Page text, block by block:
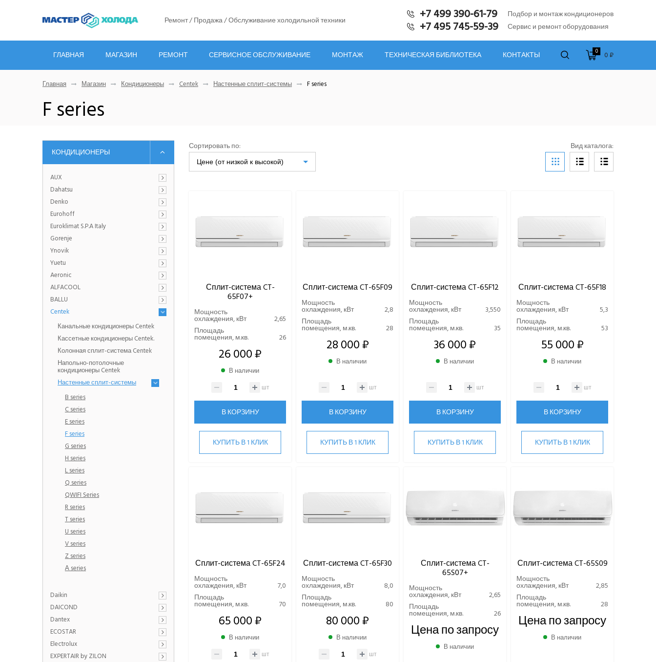
Ремонт / Продажа / Обслуживание холодильной техники +7 499 390-61-79 Подбор и монтаж кондиционеров
+7 495 745-59-39 Сервис и ремонт оборудования
ГЛАВНАЯ МАГАЗИН РЕМОНТ СЕРВИСНОЕ ОБСЛУЖИВАНИЕ МОНТАЖ ТЕХНИЧЕСКАЯ БИБЛИОТЕКА КОНТАКТЫ 0 0 ₽
Главная Магазин Кондиционеры Centek Настенные сплит-системы F series
F series
КОНДИЦИОНЕРЫ
AUX
Dahatsu
Denko
Eurohoff
Euroklimat S.P.A Italy
Gorenje
Ynovik
Yuetu
Aeronic
ALFACOOL
BALLU
Centek
Канальные кондиционеры Centek
Кассетные кондиционеры Centek.
Колонная сплит-система Centek
Напольно-потолочные
кондиционеры Centek
Настенные сплит-системы
B series
C series
E series
F series
G series
H series
L series
Q series
QWIFI Series
R series
T series
U series
V series
Z series
А series
Daikin
DAICOND
Dantex
ECOSTAR
Electrolux
EXPERTAIR by ZILON
Сортировать по:
Цене (от низкой к высокой)
Вид каталога:
Сплит-система CT-
65F07+
Мощность
охлаждения, кВт
2,65
Площадь
помещения, м.кв. 26
26 000 ₽
В наличии
шт
В КОРЗИНУ
КУПИТЬ В 1 КЛИК
Сплит-система CT-65F09
Мощность
охлаждения, кВт
2,8
Площадь
помещения, м.кв. 28
28 000 ₽
В наличии
шт
В КОРЗИНУ
КУПИТЬ В 1 КЛИК
Сплит-система CT-65F12
Мощность
охлаждения, кВт
3,550
Площадь
помещения, м.кв. 35
36 000 ₽
В наличии
шт
В КОРЗИНУ
КУПИТЬ В 1 КЛИК
Сплит-система CT-65F18
Мощность
охлаждения, кВт
5,3
Площадь
помещения, м.кв. 53
55 000 ₽
В наличии
шт
В КОРЗИНУ
КУПИТЬ В 1 КЛИК
Сплит-система CT-65F24
Мощность
охлаждения, кВт
7,0
Площадь
помещения, м.кв. 70
65 000 ₽
В наличии
шт
Сплит-система CT-65F30
Мощность
охлаждения, кВт
8,0
Площадь
помещения, м.кв. 80
80 000 ₽
В наличии
шт
Сплит-система CT-
65S07+
Мощность
охлаждения, кВт
2,65
Площадь
помещения, м.кв. 26
Цена по запросу
В наличии
Сплит-система CT-65S09
Мощность
охлаждения, кВт
2,85
Площадь
помещения, м.кв. 28
Цена по запросу
В наличии